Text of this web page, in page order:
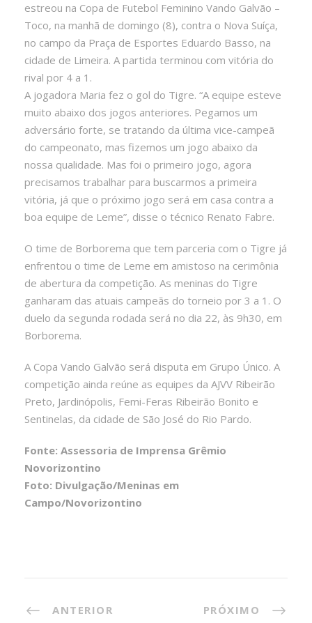
estreou na Copa de Futebol Feminino Vando Galvão –
Toco, na manhã de domingo (8), contra o Nova Suíça,
no campo da Praça de Esportes Eduardo Basso, na
cidade de Limeira. A partida terminou com vitória do
rival por 4 a 1.
A jogadora Maria fez o gol do Tigre. “A equipe esteve
muito abaixo dos jogos anteriores. Pegamos um
adversário forte, se tratando da última vice-campeã
do campeonato, mas fizemos um jogo abaixo da
nossa qualidade. Mas foi o primeiro jogo, agora
precisamos trabalhar para buscarmos a primeira
vitória, já que o próximo jogo será em casa contra a
boa equipe de Leme”, disse o técnico Renato Fabre.
O time de Borborema que tem parceria com o Tigre já
enfrentou o time de Leme em amistoso na cerimônia
de abertura da competição. As meninas do Tigre
ganharam das atuais campeãs do torneio por 3 a 1. O
duelo da segunda rodada será no dia 22, às 9h30, em
Borborema.
A Copa Vando Galvão será disputa em Grupo Único. A
competição ainda reúne as equipes da AJVV Ribeirão
Preto, Jardinópolis, Femi-Feras Ribeirão Bonito e
Sentinelas, da cidade de São José do Rio Pardo.
Fonte: Assessoria de Imprensa Grêmio
Novorizontino
Foto: Divulgação/Meninas em
Campo/Novorizontino
ANTERIOR PRÓXIMO